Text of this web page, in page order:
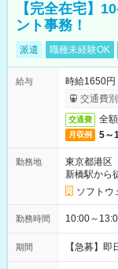
【完全在宅】
ント事務！
派遣 職種未経験OK
給与
時給1650
交通費
交通費 全
月収例 5～
勤務地
東京都港区
新橋駅から
ソフトウ
勤務時間 10:00～
期間 【急募】